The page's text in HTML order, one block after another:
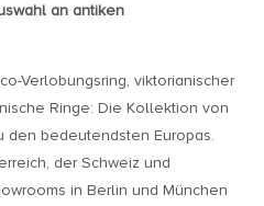
an antiken
Verlobungsring, viktorianischer
Ringe: Die Kollektion von
den bedeutendsten Europas.
der Schweiz und
in Berlin und München